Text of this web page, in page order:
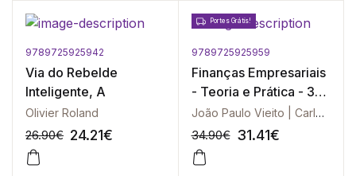
9789725925942
Via do Rebelde
Inteligente, A
Olivier Roland
26.90€ 24.21€
Portes Grátis!
9789725925959
Finanças Empresariais
- Teoria e Prática - 3ª
Edição
João Paulo Vieito | Carlos P. Maquieira
34.90€ 31.41€